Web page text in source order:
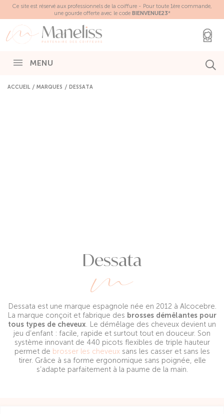
Ce site est réservé aux professionnels de la coiffure - Pour toute 1ère commande,
une gourde offerte avec le code BIENVENUE23*
MENU
ACCUEIL MARQUES DESSATA
Dessata
Dessata est une marque espagnole née en 2012 à Alcocebre.
La marque conçoit et fabrique des brosses démêlantes pour
tous types de cheveux. Le démêlage des cheveux devient un
jeu d’enfant : facile, rapide et surtout tout en douceur. Son
système innovant de 440 picots flexibles de triple hauteur
permet de brosser les cheveuxsans les casser et sans les
tirer. Grâce à sa forme ergonomique sans poignée, elle
s’adapte parfaitement à la paume de la main.
Panneau de gestion des cookies